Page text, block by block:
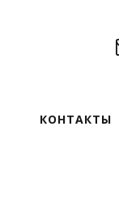
КОНТАКТЫ